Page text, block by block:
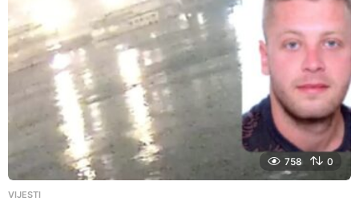
758 0
VIJESTI